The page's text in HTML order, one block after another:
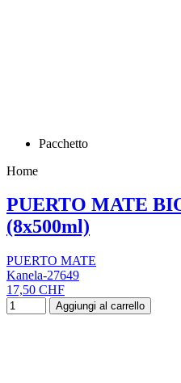
Pacchetto
Home
PUERTO MATE
(8x500ml)
PUERTO MATE
Kanela-27649
17,50 CHF
Aggiungi al carrello